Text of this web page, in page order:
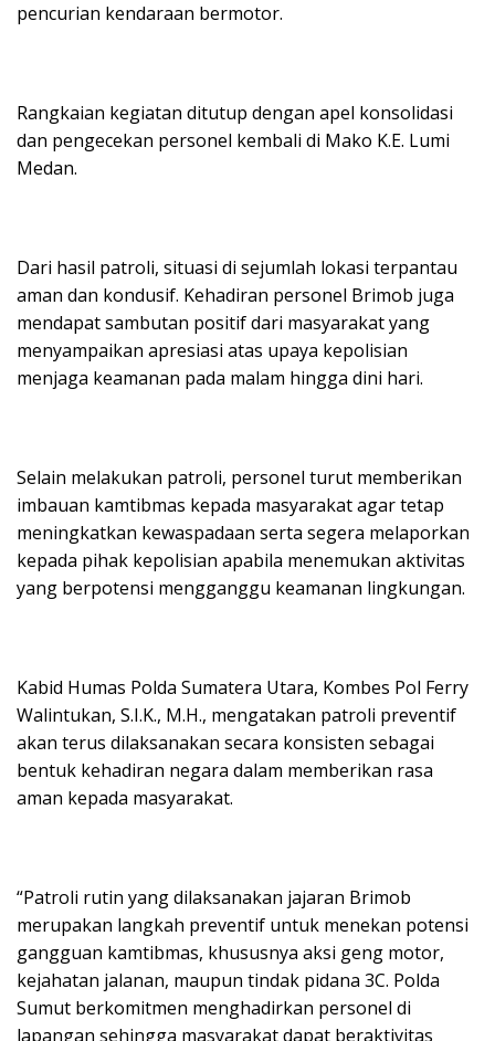
pencurian kendaraan bermotor.
Rangkaian kegiatan ditutup dengan apel konsolidasi
dan pengecekan personel kembali di Mako K.E. Lumi
Medan.
Dari hasil patroli, situasi di sejumlah lokasi terpantau
aman dan kondusif. Kehadiran personel Brimob juga
mendapat sambutan positif dari masyarakat yang
menyampaikan apresiasi atas upaya kepolisian
menjaga keamanan pada malam hingga dini hari.
Selain melakukan patroli, personel turut memberikan
imbauan kamtibmas kepada masyarakat agar tetap
meningkatkan kewaspadaan serta segera melaporkan
kepada pihak kepolisian apabila menemukan aktivitas
yang berpotensi mengganggu keamanan lingkungan.
Kabid Humas Polda Sumatera Utara, Kombes Pol Ferry
Walintukan, S.I.K., M.H., mengatakan patroli preventif
akan terus dilaksanakan secara konsisten sebagai
bentuk kehadiran negara dalam memberikan rasa
aman kepada masyarakat.
“Patroli rutin yang dilaksanakan jajaran Brimob
merupakan langkah preventif untuk menekan potensi
gangguan kamtibmas, khususnya aksi geng motor,
kejahatan jalanan, maupun tindak pidana 3C. Polda
Sumut berkomitmen menghadirkan personel di
lapangan sehingga masyarakat dapat beraktivitas